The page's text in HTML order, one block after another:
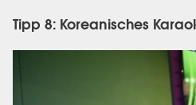
Tipp 8: Koreanisches